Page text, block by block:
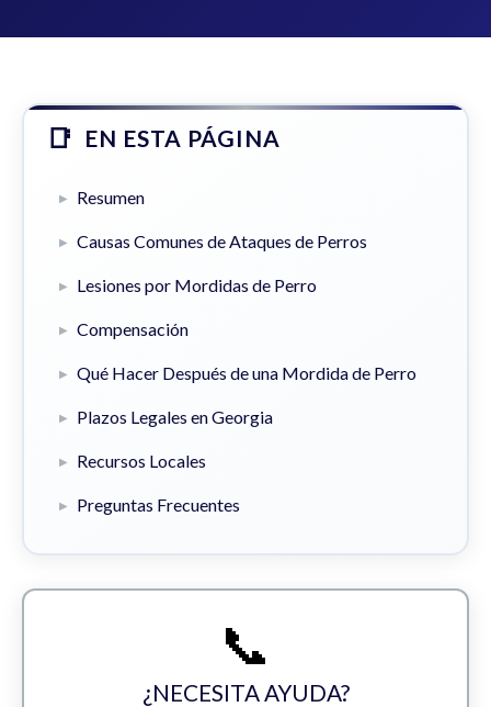
EN ESTA PÁGINA
Resumen
Causas Comunes de Ataques de Perros
Lesiones por Mordidas de Perro
Compensación
Qué Hacer Después de una Mordida de Perro
Plazos Legales en Georgia
Recursos Locales
Preguntas Frecuentes
📞
¿NECESITA AYUDA?